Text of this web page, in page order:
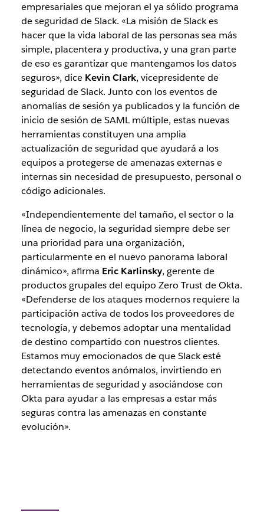
empresariales que mejoran el ya sólido programa
de seguridad de Slack. «La misión de Slack es
hacer que la vida laboral de las personas sea más
simple, placentera y productiva, y una gran parte
de eso es garantizar que mantengamos los datos
seguros», dice Kevin Clark, vicepresidente de
seguridad de Slack. Junto con los eventos de
anomalías de sesión ya publicados y la función de
inicio de sesión de SAML múltiple, estas nuevas
herramientas constituyen una amplia
actualización de seguridad que ayudará a los
equipos a protegerse de amenazas externas e
internas sin necesidad de presupuesto, personal o
código adicionales.
«Independientemente del tamaño, el sector o la
línea de negocio, la seguridad siempre debe ser
una prioridad para una organización,
particularmente en el nuevo panorama laboral
dinámico», afirma Eric Karlinsky, gerente de
productos grupales del equipo Zero Trust de Okta.
«Defenderse de los ataques modernos requiere la
participación activa de todos los proveedores de
tecnología, y debemos adoptar una mentalidad
de destino compartido con nuestros clientes.
Estamos muy emocionados de que Slack esté
detectando eventos anómalos, invirtiendo en
herramientas de seguridad y asociándose con
Okta para ayudar a las empresas a estar más
seguras contra las amenazas en constante
evolución».